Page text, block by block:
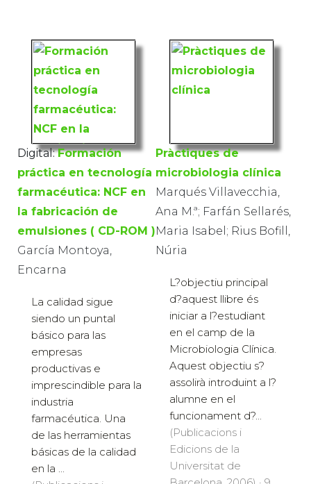
Digital: Formación
práctica en tecnología
farmacéutica: NCF en
la fabricación de
emulsiones ( CD-ROM )
García Montoya,
Encarna
La calidad sigue
siendo un puntal
básico para las
empresas
productivas e
imprescindible para la
industria
farmacéutica. Una
de las herramientas
básicas de la calidad
en la ...
Pràctiques de
microbiologia clínica
Marqués Villavecchia,
Ana M.ª; Farfán Sellarés,
Maria Isabel; Rius Bofill,
Núria
L?objectiu principal
d?aquest llibre és
iniciar a l?estudiant
en el camp de la
Microbiologia Clínica.
Aquest objectiu s?
assolirà introduint a l?
alumne en el
funcionament d?...
(Publicacions i
Edicions de la
Universitat de